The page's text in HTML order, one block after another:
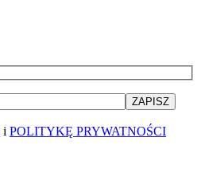
i POLITYKĘ PRYWATNOŚCI